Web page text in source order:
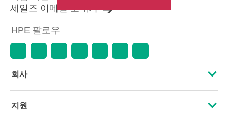
습니다. HPE는 시장 상황 변화, 제품
수명 종료, 광고 오류 등을 포함하되
이에 국한되지 않는 사유로 언제든
지 가격을 조정할 권리를 보유합니
세일즈 이메일 보내기
HPE 팔로우
회사
HPE 소개
지원